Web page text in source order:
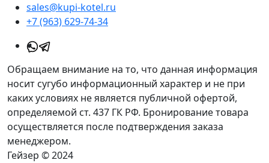
sales@kupi-kotel.ru
+7 (963) 629-74-34
Обращаем внимание на то, что данная информация
носит сугубо информационный характер и не при
каких условиях не является публичной офертой,
определяемой ст. 437 ГК РФ. Бронирование товара
осуществляется после подтверждения заказа
менеджером.
Гейзер © 2024